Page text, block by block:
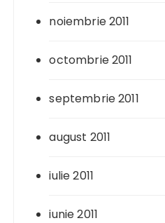
noiembrie 2011
octombrie 2011
septembrie 2011
august 2011
iulie 2011
iunie 2011